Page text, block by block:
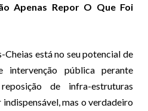
Apenas Repor O Que Foi
Cheias está no seu potencial de
pública perante
de infra-estruturas
mas o verdadeiro